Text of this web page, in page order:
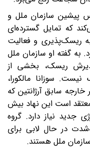
پیشین سازمان ملل و
که تمایل گسترده‌ای
ریسک‌پذیری و فعالیت
به گفته او سازمان ملل
ریسک، بخشی از
سوزانا مالکورا،
سابق آرژانتین که
بود نیز معتقد است این نهاد بیش
جدید نیاز دارد. گروه
در حال لابی برای
ملل هستند.